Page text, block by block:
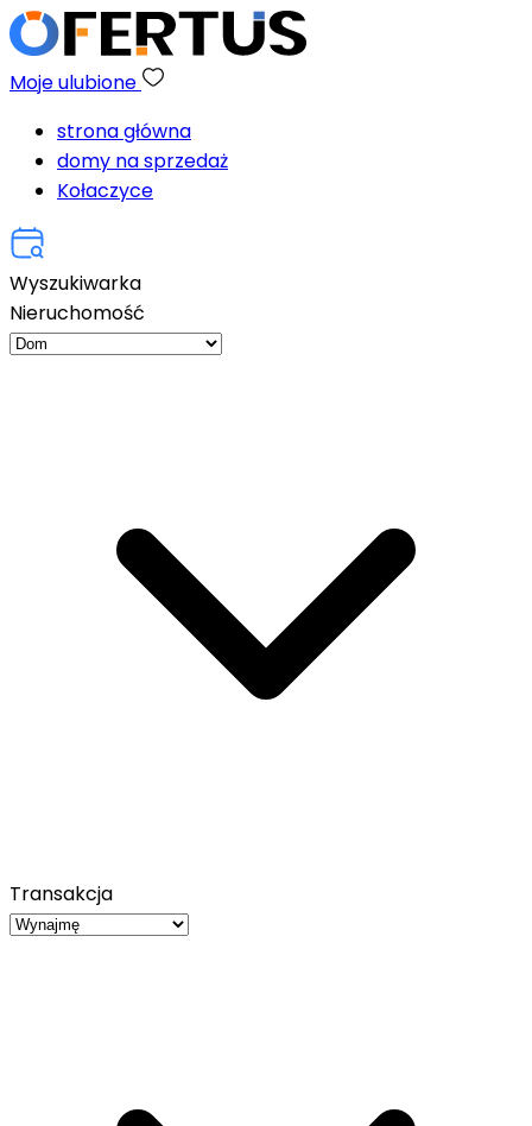
Moje ulubione
strona główna
domy na sprzedaż
Kołaczyce
Wyszukiwarka
Nieruchomość
Transakcja